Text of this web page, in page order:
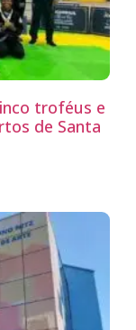
troféus e
de Santa